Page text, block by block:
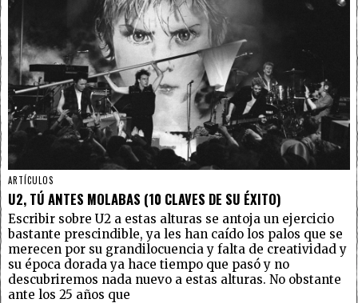
ARTÍCULOS
U2, TÚ ANTES MOLABAS (10 CLAVES DE SU ÉXITO)
Escribir sobre U2 a estas alturas se antoja un ejercicio
bastante prescindible, ya les han caído los palos que se
merecen por su grandilocuencia y falta de creatividad y
su época dorada ya hace tiempo que pasó y no
descubriremos nada nuevo a estas alturas. No obstante
ante los 25 años que